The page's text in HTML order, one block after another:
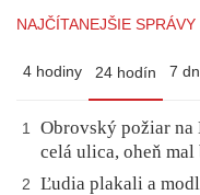
NAJČÍTANEJŠIE SPRÁVY
4 hodiny 24 hodín 7
1
Obrovský požiar na
celá ulica, oheň
2
Ľudia plakali a